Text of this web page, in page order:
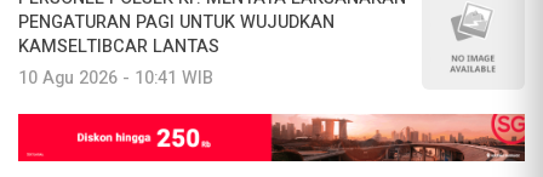
PENGATURAN PAGI UNTUK WUJUDKAN
KAMSELTIBCAR LANTAS
10 Agu 2026 - 10:41 WIB